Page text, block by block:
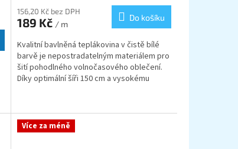
156,20 Kč bez DPH
189 Kč / m
Do košíku
Kvalitní bavlněná teplákovina v čistě bílé
barvě je nepostradatelným materiálem pro
šití pohodlného volnočasového oblečení.
Díky optimální šíři 150 cm a vysokému
Více za méně